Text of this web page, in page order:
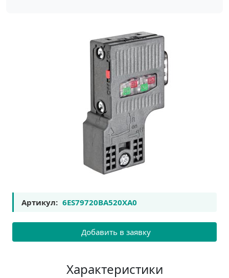
Артикул: 6ES79720BA520XA0
Добавить в заявку
Характеристики